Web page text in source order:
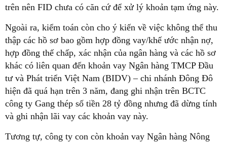
trên nên FID chưa có căn cứ để xử lý khoản tạm ứng này.
Ngoài ra, kiểm toán còn cho ý kiến về việc không thể thu
thập các hồ sơ bao gồm hợp đồng vay/khế ước nhận nợ,
hợp đồng thế chấp, xác nhận của ngân hàng và các hồ sơ
khác có liên quan đến khoản vay Ngân hàng TMCP Đầu
tư và Phát triển Việt Nam (BIDV) – chi nhánh Đông Đô
hiện đã quá hạn trên 3 năm, đang ghi nhận trên BCTC
công ty Gang thép số tiền 28 tỷ đồng nhưng đã dừng tính
và ghi nhận lãi vay các khoản vay này.
Tương tự, công ty con còn khoản vay Ngân hàng Nông